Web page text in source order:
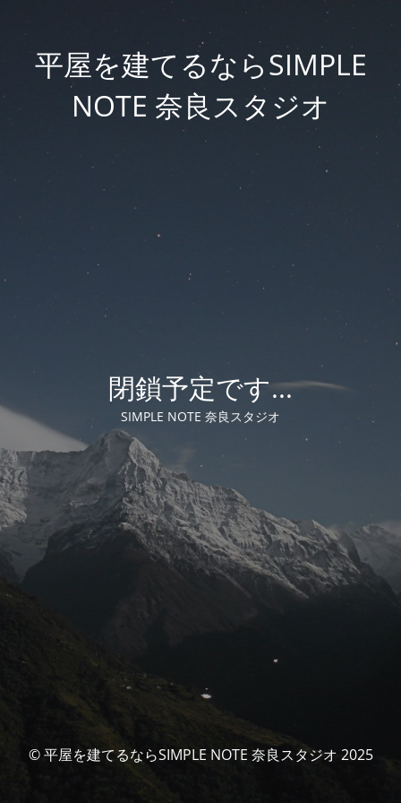
平屋を建てるならSIMPLE
NOTE 奈良スタジオ
閉鎖予定です...
SIMPLE NOTE 奈良スタジオ
© 平屋を建てるならSIMPLE NOTE 奈良スタジオ 2025